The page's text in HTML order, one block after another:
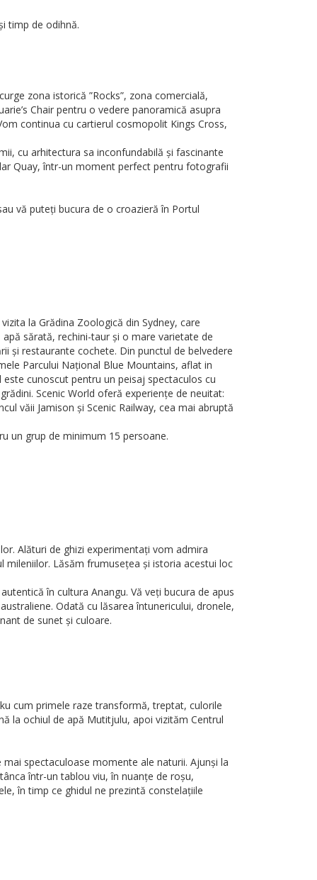
timp de odihnă.
zona istorică ”Rocks”, zona comercială,
Chair pentru o vedere panoramică asupra
continua cu cartierul cosmopolit Kings Cross,
cu arhitectura sa inconfundabilă și fascinante
Quay, într-un moment perfect pentru fotografii
vă puteți bucura de o croazieră în Portul
la Grădina Zoologică din Sydney, care
sărată, rechini-taur și o mare varietate de
și restaurante cochete. Din punctul de belvedere
Parcului Național Blue Mountains, aflat in
cunoscut pentru un peisaj spectaculos cu
Scenic World oferă experiențe de neuitat:
văii Jamison și Scenic Railway, cea mai abruptă
un grup de minimum 15 persoane.
Alături de ghizi experimentați vom admira
Lăsăm frumusețea și istoria acestui loc
în cultura Anangu. Vă veți bucura de apus
Odată cu lăsarea întunericului, dronele,
de sunet și culoare.
cum primele raze transformă, treptat, culorile
la ochiul de apă Mutitjulu, apoi vizităm Centrul
spectaculoase momente ale naturii. Ajunși la
într-un tablou viu, în nuanțe de roșu,
în timp ce ghidul ne prezintă constelațiile